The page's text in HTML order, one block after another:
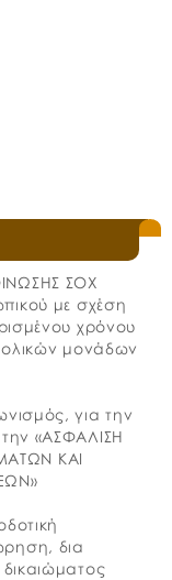
ΣΟΧ
με σχέση
χρόνου
μονάδων
για την
«ΑΣΦΑΛΙΣΗ
ΚΑΙ
δια